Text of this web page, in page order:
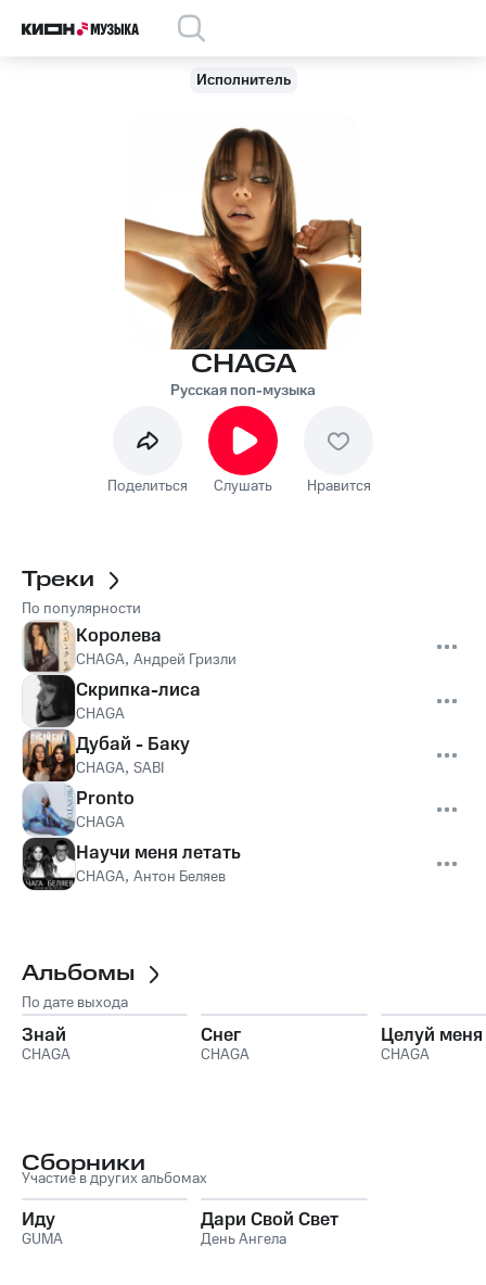
Исполнитель
CHAGA
Русская поп-музыка
Поделиться Слушать Нравится
Треки
По популярности
Королева
CHAGA, Андрей Гризли
Скрипка-лиса
CHAGA
Дубай - Баку
CHAGA, SABI
Pronto
CHAGA
Научи меня летать
CHAGA, Антон Беляев
Альбомы
По дате выхода
Знай
CHAGA
Снег
CHAGA
Целуй меня
CHAGA
Сборники
Участие в других альбомах
Иду
GUMA
Дари Свой Свет
День Ангела